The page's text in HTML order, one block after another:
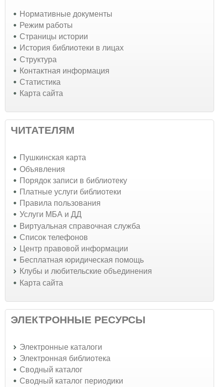
Нормативные документы
Режим работы
Страницы истории
История библиотеки в лицах
Структура
Контактная информация
Статистика
Карта сайта
ЧИТАТЕЛЯМ
Пушкинская карта
Объявления
Порядок записи в библиотеку
Платные услуги библиотеки
Правила пользования
Услуги МБА и ДД
Виртуальная справочная служба
Список телефонов
Центр правовой информации
Бесплатная юридическая помощь
Клубы и любительские объединения
Карта сайта
ЭЛЕКТРОННЫЕ РЕСУРСЫ
Электронные каталоги
Электронная библиотека
Сводный каталог
Сводный каталог периодики